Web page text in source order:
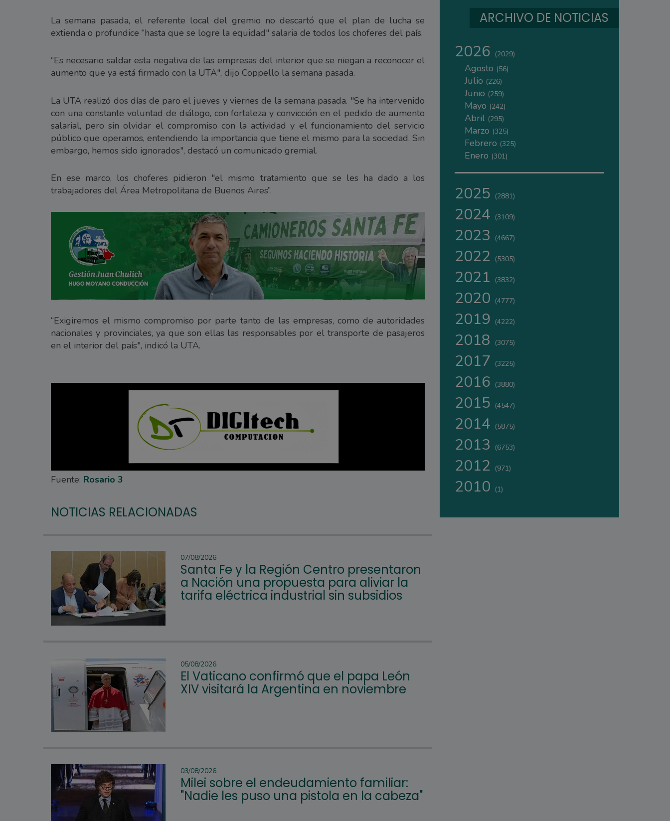
La semana pasada, el referente local del gremio no descartó que el plan de lucha se
extienda o profundice “hasta que se logre la equidad" salaria de todos los choferes del país.
“Es necesario saldar esta negativa de las empresas del interior que se niegan a reconocer el
aumento que ya está firmado con la UTA", dijo Coppello la semana pasada.
La UTA realizó dos días de paro el jueves y viernes de la semana pasada. "Se ha intervenido
con una constante voluntad de diálogo, con fortaleza y convicción en el pedido de aumento
salarial, pero sin olvidar el compromiso con la actividad y el funcionamiento del servicio
público que operamos, entendiendo la importancia que tiene el mismo para la sociedad. Sin
embargo, hemos sido ignorados", destacó un comunicado gremial.
En ese marco, los choferes pidieron "el mismo tratamiento que se les ha dado a los
trabajadores del Área Metropolitana de Buenos Aires”.
“Exigiremos el mismo compromiso por parte tanto de las empresas, como de autoridades
nacionales y provinciales, ya que son ellas las responsables por el transporte de pasajeros
en el interior del país", indicó la UTA.
Fuente: Rosario 3
NOTICIAS RELACIONADAS
07/08/2026
Santa Fe y la Región Centro presentaron
a Nación una propuesta para aliviar la
tarifa eléctrica industrial sin subsidios
05/08/2026
El Vaticano confirmó que el papa León
XIV visitará la Argentina en noviembre
03/08/2026
Milei sobre el endeudamiento familiar:
"Nadie les puso una pistola en la cabeza"
ARCHIVO DE NOTICIAS
2026 (2029)
Agosto (56)
Julio (226)
Junio (259)
Mayo (242)
Abril (295)
Marzo (325)
Febrero (325)
Enero (301)
2025 (2881)
2024 (3109)
2023 (4667)
2022 (5305)
2021 (3832)
2020 (4777)
2019 (4222)
2018 (3075)
2017 (3225)
2016 (3880)
2015 (4547)
2014 (5875)
2013 (6753)
2012 (971)
2010 (1)